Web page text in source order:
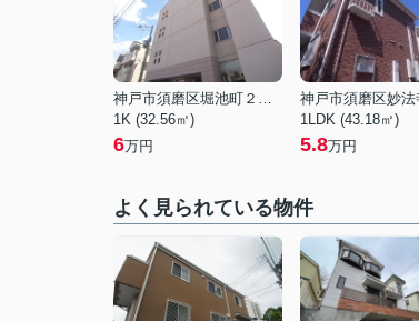
神戸市須磨区堀池町２丁目
1K (32.56㎡)
6万円
1LDK (43.18㎡)
5.8万円
よく見られている物件